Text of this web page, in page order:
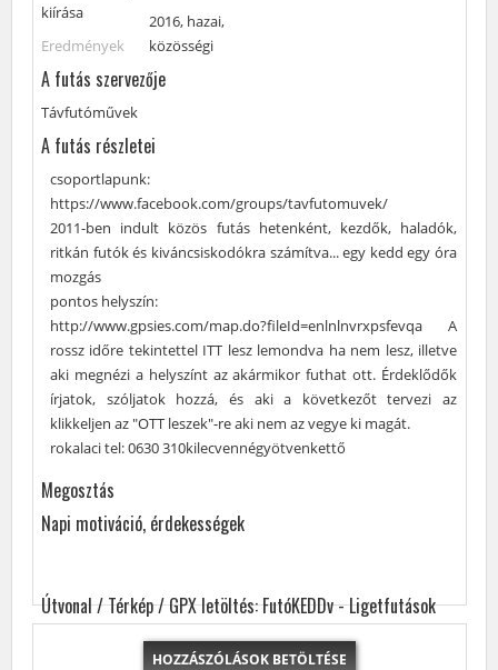
futóverseny
kiírása:
kiírása
Eredmények
információk
a
Címke
2016, hazai,
közösségi
A futás szervezője
Távfutóművek
A futás részletei
csoportlapunk:
https://www.facebook.com/groups/tavfutomuvek/
2011-ben indult közös futás hetenként, kezdők, haladók,
ritkán futók és kiváncsiskodókra számítva... egy kedd egy óra
mozgás
pontos helyszín:
http://www.gpsies.com/map.do?fileId=enlnlnvrxpsfevqa A
rossz időre tekintettel ITT lesz lemondva ha nem lesz, illetve
aki megnézi a helyszínt az akármikor futhat ott. Érdeklődők
írjatok, szóljatok hozzá, és aki a következőt tervezi az
klikkeljen az "OTT leszek"-re aki nem az vegye ki magát.
rokalaci tel: 0630 310kilecvennégyötvenkettő
Megosztás
Napi motiváció, érdekességek
Útvonal / Térkép / GPX letöltés: FutóKEDDv - Ligetfutások
HOZZÁSZÓLÁSOK BETÖLTÉSE